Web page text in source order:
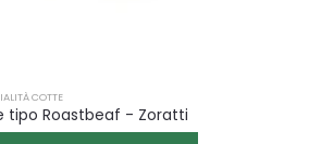
COTTE
tipo Roastbeaf - Zoratti